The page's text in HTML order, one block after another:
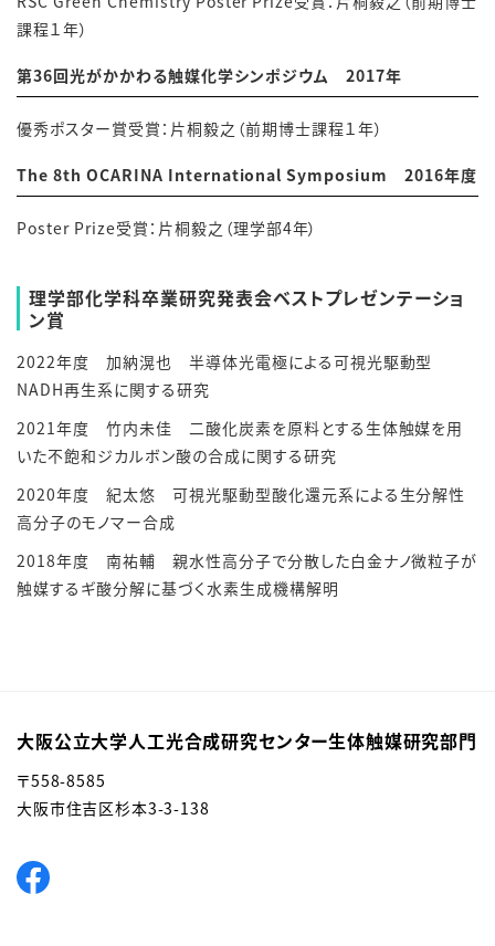
課程１年）
第36回光がかかわる触媒化学シンポジウム 2017年
優秀ポスター賞受賞：片桐毅之（前期博士課程１年）
The 8th OCARINA International Symposium 2016年度
Poster Prize受賞：片桐毅之（理学部4年）
理学部化学科卒業研究発表会ベストプレゼンテーショ
ン賞
2022年度 加納滉也 半導体光電極による可視光駆動型
NADH再生系に関する研究
2021年度 竹内未佳 二酸化炭素を原料とする生体触媒を用
いた不飽和ジカルボン酸の合成に関する研究
2020年度 紀太悠 可視光駆動型酸化還元系による生分解性
高分子のモノマー合成
2018年度 南祐輔 親水性高分子で分散した白金ナノ微粒子が
触媒するギ酸分解に基づく水素生成機構解明
大阪公立大学人工光合成研究センター生体触媒研究部門
〒558-8585
大阪市住吉区杉本3-3-138